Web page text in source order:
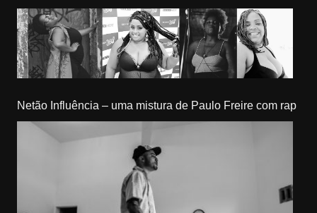
Netão Influência – uma mistura de Paulo Freire com rap